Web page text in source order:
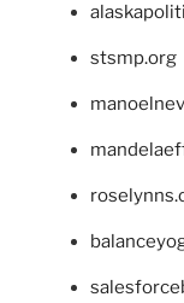
stsmp.org